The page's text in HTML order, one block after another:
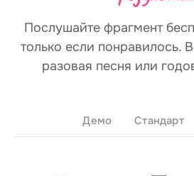
Послушайте фрагмент
только если понравилось.
разовая песня или
Демо Стандарт